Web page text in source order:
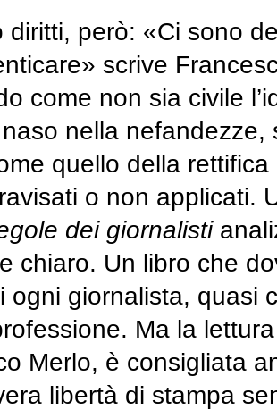
diritti, però: «Ci sono
scrive
come non sia civile
nella
quello della
o non applicati.
dei giornalisti
chiaro. Un libro che
ogni giornalista, quasi
Ma la
Merlo, è consigliata
libertà di stampa